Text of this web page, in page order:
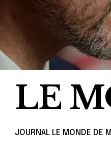
LE
JOURNAL LE MONDE DE